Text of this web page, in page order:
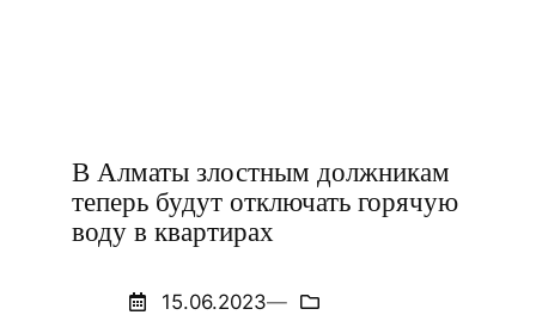
В Алматы злостным должникам
теперь будут отключать горячую
воду в квартирах
15.06.2023—